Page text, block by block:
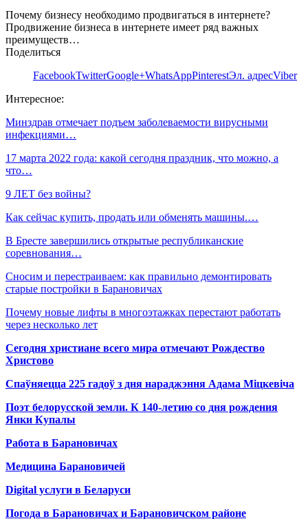
Почему бизнесу необходимо продвигаться в интернете?
Продвижение бизнеса в интернете имеет ряд важных
преимуществ…
Поделиться
FacebookTwitterGoogle+WhatsAppPinterestЭл. адресViber
Интересное:
Минздрав отмечает подъем заболеваемости вирусными
инфекциями…
17 марта 2022 года: какой сегодня праздник, что можно, а
что…
9 ЛЕТ без войны?
Как сейчас купить, продать или обменять машины.…
В Бресте завершились открытые республиканские
соревнования…
Сносим и перестраиваем: как правильно демонтировать
старые постройки в Барановичах
Почему новые лифты в многоэтажках перестают работать
через несколько лет
Сегодня христиане всего мира отмечают Рождество
Христово
Спаўняецца 225 гадоў з дня нараджэння Адама Міцкевіча
Поэт белорусской земли. К 140-летию со дня рождения
Янки Купалы
Работа в Барановичах
Медицина Барановичей
Digital услуги в Беларуси
Погода в Барановичах и Барановичском районе